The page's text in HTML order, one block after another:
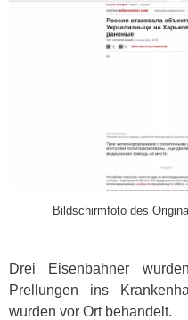
Bildschirmfoto des
Drei Eisenbahner
Prellungen ins
wurden vor Ort behandelt.